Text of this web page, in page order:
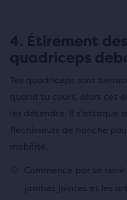
4. Étirement des
quadriceps
Tes quadriceps sont
quand tu cours, alors cet
les détendre. Il s’attaque
fléchisseurs de hanche
mobilité.
Commence par te
jambes jointes et les